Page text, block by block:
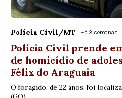
Polícia Civil/MT Há 3 semanas
Polícia Civil prende
de homicídio de
Félix do Araguaia
O foragido, de 22 anos, foi
(GO)